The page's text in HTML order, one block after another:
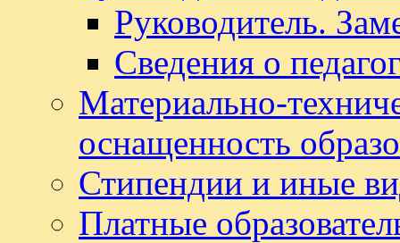
Руководитель.
Сведения о
Материально-
оснащенность
Стипендии и иные
Платные